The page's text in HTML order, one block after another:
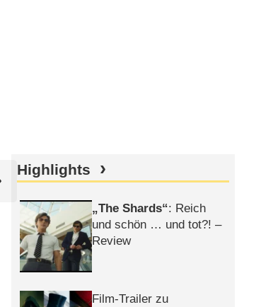
Highlights
The Shards : Reich
und schön … und tot?! –
Review
Film-Trailer zu